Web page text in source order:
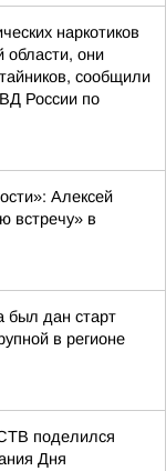
наркотиков
области, они
сообщили
России по
Алексей
встречу» в
был дан старт
в регионе
поделился
Дня